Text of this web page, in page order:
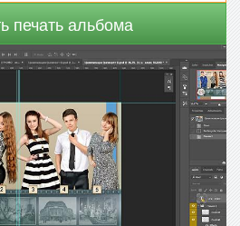
печать альбома